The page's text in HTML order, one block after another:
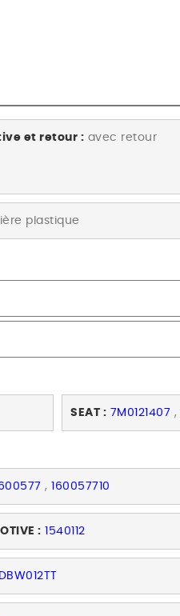
et retour : avec retour
plastique
SEAT : 7M0121407 ,
,160057710
: 1540112
DBW012TT